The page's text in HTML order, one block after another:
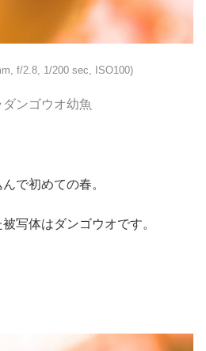
f/2.8, 1/200 sec, ISO100)
ンゴウオ幼魚
で初めての春。
写体はダンゴウオです。